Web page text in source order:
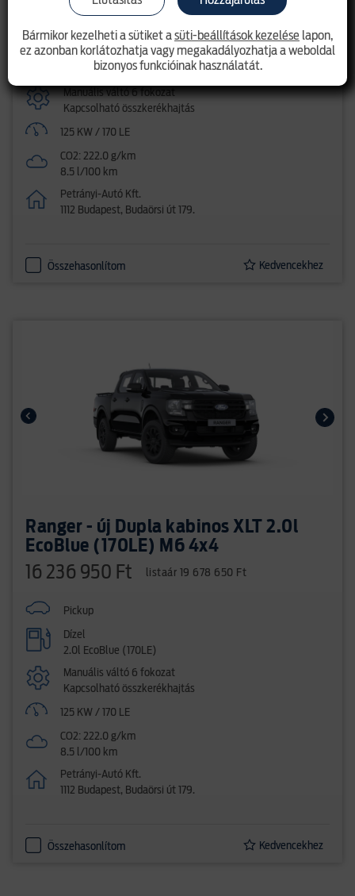
Pickup
Dízel
2.0l EcoBlue (170LE)
Manuális váltó 6 fokozat
Kapcsolható összkerékhajtás
125 KW / 170 LE
CO2: 222.0 g/km
8.5 l/100 km
Petrányi-Autó Kft.
1112 Budapest, Budaörsi út 179.
Összehasonlítom Kedvencekhez
Ranger - új Dupla kabinos XLT 2.0l
EcoBlue (170LE) M6 4x4
16 236 950 Ft listaár 19 678 650 Ft
Pickup
Dízel
2.0l EcoBlue (170LE)
Manuális váltó 6 fokozat
Kapcsolható összkerékhajtás
125 KW / 170 LE
CO2: 222.0 g/km
8.5 l/100 km
Petrányi-Autó Kft.
1112 Budapest, Budaörsi út 179.
Összehasonlítom Kedvencekhez
Bármikor kezelheti a sütiket asüti-beállítások kezelése lapon,
ez azonban korlátozhatja vagy megakadályozhatja a weboldal
bizonyos funkcióinak használatát.